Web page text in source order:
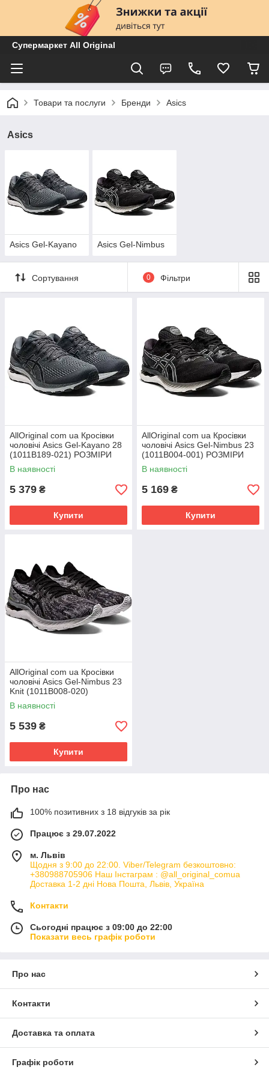
Супермаркет All Original
Товари та послуги Бренди Asics
Asics
Asics Gel-Kayano Asics Gel-Nimbus
Сортування 0 Фільтри
AllOriginal com ua Кросівки
чоловічі Asics Gel-Kayano 28
(1011B189-021) РОЗМІРИ
ЗАПИТУЙТЕ
В наявності
5 379 ₴
Купити
AllOriginal com ua Кросівки
чоловічі Asics Gel-Nimbus 23
(1011B004-001) РОЗМІРИ
ЗАПИТУЙТЕ
В наявності
5 169 ₴
Купити
AllOriginal com ua Кросівки
чоловічі Asics Gel-Nimbus 23
Knit (1011B008-020)
РОЗМІРИ ЗАПИТУЙТЕ
В наявності
5 539 ₴
Купити
Про нас
100% позитивних з 18 відгуків за рік
Працює з 29.07.2022
м. Львів
Щодня з 9:00 до 22:00. Viber/Telegram безкоштовно:
+380988705906 Наш Інстаграм : @all_original_comua
Доставка 1-2 дні Нова Пошта, Львів, Україна
Контакти
Сьогодні працює з 09:00 до 22:00
Показати весь графік роботи
Про нас
Контакти
Доставка та оплата
Графік роботи